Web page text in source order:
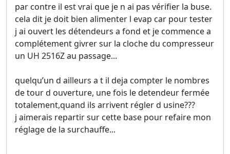
par contre il est vrai que je n ai pas vérifier la buse.
cela dit je doit bien alimenter l evap car pour tester
j ai ouvert les détendeurs a fond et je commence a
complétement givrer sur la cloche du compresseur
un UH 2516Z au passage...
quelqu’un d ailleurs a t il deja compter le nombres
de tour d ouverture, une fois le detendeur fermée
totalement,quand ils arrivent régler d usine???
j aimerais repartir sur cette base pour refaire mon
réglage de la surchauffe...